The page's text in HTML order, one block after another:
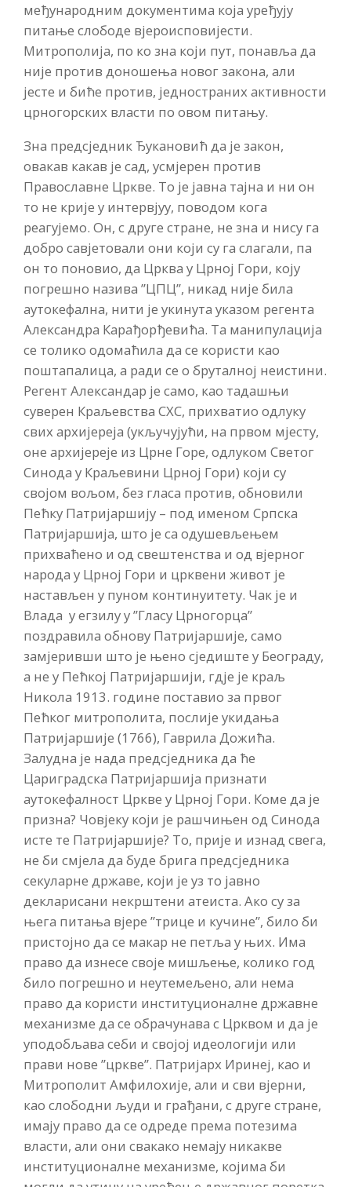
међународним документима која уређују
питање слободе вјероисповијести.
Митрополија, по ко зна који пут, понавља да
није против доношења новог закона, али
јесте и биће против, једностраних активности
црногорских власти по овом питању.
Зна предсједник Ђукановић да је закон,
овакав какав је сад, усмјерен против
Православне Цркве. То је јавна тајна и ни он
то не крије у интервјуу, поводом кога
реагујемо. Он, с друге стране, не зна и нису га
добро савјетовали они који су га слагали, па
он то поновио, да Црква у Црној Гори, коју
погрешно назива ”ЦПЦ”, никад није била
аутокефална, нити је укинута указом регента
Александра Карађорђевића. Та манипулација
се толико одомаћила да се користи као
поштапалица, а ради се о бруталној неистини.
Регент Александар је само, као тадашњи
суверен Краљевства СХС, прихватио одлуку
свих архијереја (укључујући, на првом мјесту,
оне архијереје из Црне Горе, одлуком Светог
Синода у Краљевини Црној Гори) који су
својом вољом, без гласа против, обновили
Пећку Патријаршију – под именом Српска
Патријаршија, што је са одушевљењем
прихваћено и од свештенства и од вјерног
народа у Црној Гори и црквени живот је
настављен у пуном континуитету. Чак је и
Влада у егзилу у ”Гласу Црногорца”
поздравила обнову Патријаршије, само
замјеривши што је њено сједиште у Београду,
а не у Пећкој Патријаршији, гдје је краљ
Никола 1913. године поставио за првог
Пећког митрополита, послије укидања
Патријаршије (1766), Гаврила Дожића.
Залудна је нада предсједника да ће
Цариградска Патријаршија признати
аутокефалност Цркве у Црној Гори. Коме да је
призна? Човјеку који је рашчињен од Синода
исте те Патријаршије? То, прије и изнад свега,
не би смјела да буде брига предсједника
секуларне државе, који је уз то јавно
декларисани некрштени атеиста. Ако су за
њега питања вјере ”трице и кучине”, било би
пристојно да се макар не петља у њих. Има
право да изнесе своје мишљење, колико год
било погрешно и неутемељено, али нема
право да користи институционалне државне
механизме да се обрачунава с Црквом и да је
уподобљава себи и својој идеологији или
прави нове ”цркве”. Патријарх Иринеј, као и
Митрополит Амфилохије, али и сви вјерни,
као слободни људи и грађани, с друге стране,
имају право да се одреде према потезима
власти, али они свакако немају никакве
институционалне механизме, којима би